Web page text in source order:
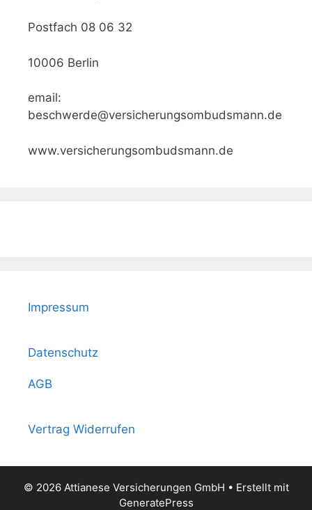
Postfach 08 06 32
10006 Berlin
email:
beschwerde@versicherungsombudsmann.de
www.versicherungsombudsmann.de
Impressum
Datenschutz
AGB
Vertrag Widerrufen
© 2026 Attianese Versicherungen GmbH • Erstellt mit
GeneratePress